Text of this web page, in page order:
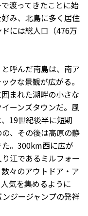
渡ってきたことに始
み、北島に多く居住
には総人口（476万
呼んだ南島は、南ア
クな景観が広がる。
まれた湖畔の小さな
ーンズタウンだ。風
19世紀後半に短期
、その後は高原の静
。300km西に広が
江であるミルフォー
々のアウトドア・ア
気を集めるように
ジージャンプの発祥